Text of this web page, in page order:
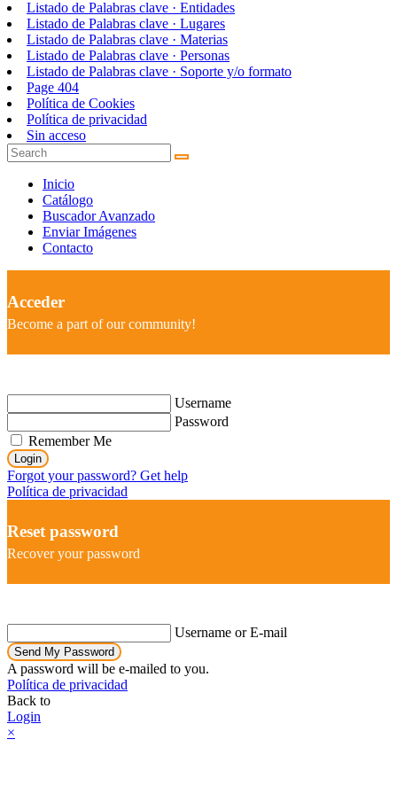
Listado de Palabras clave · Entidades
Listado de Palabras clave · Lugares
Listado de Palabras clave · Materias
Listado de Palabras clave · Personas
Listado de Palabras clave · Soporte y/o formato
Page 404
Política de Cookies
Política de privacidad
Sin acceso
Inicio
Catálogo
Buscador Avanzado
Enviar Imágenes
Contacto
Acceder
Become a part of our community!
Username
Password
Remember Me
Login
Forgot your password? Get help
Política de privacidad
Reset password
Recover your password
Username or E-mail
Send My Password
A password will be e-mailed to you.
Política de privacidad
Back to
Login
×